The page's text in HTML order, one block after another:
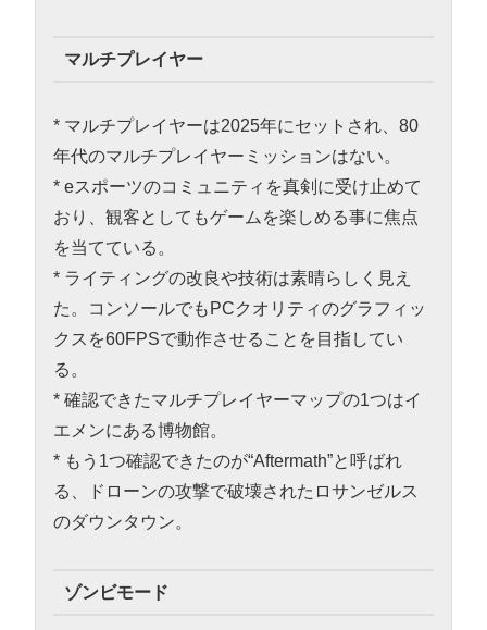
マルチプレイヤー
* マルチプレイヤーは2025年にセットされ、80
年代のマルチプレイヤーミッションはない。
* eスポーツのコミュニティを真剣に受け止めて
おり、観客としてもゲームを楽しめる事に焦点
を当てている。
* ライティングの改良や技術は素晴らしく見え
た。コンソールでもPCクオリティのグラフィッ
クスを60FPSで動作させることを目指してい
る。
* 確認できたマルチプレイヤーマップの1つはイ
エメンにある博物館。
* もう1つ確認できたのが“Aftermath”と呼ばれ
る、ドローンの攻撃で破壊されたロサンゼルス
のダウンタウン。
ゾンビモード